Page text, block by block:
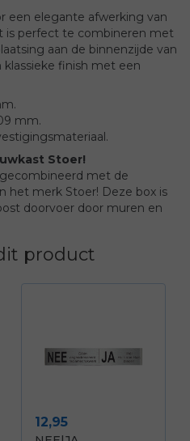
een elegante afwerking van
is perfect te combineren met
aan de binnenzijde van
finish met een
mm.
Stoer!
met de
het merk Stoer! Deze box is
doorvoer door muren en
product
Prijs
12,95